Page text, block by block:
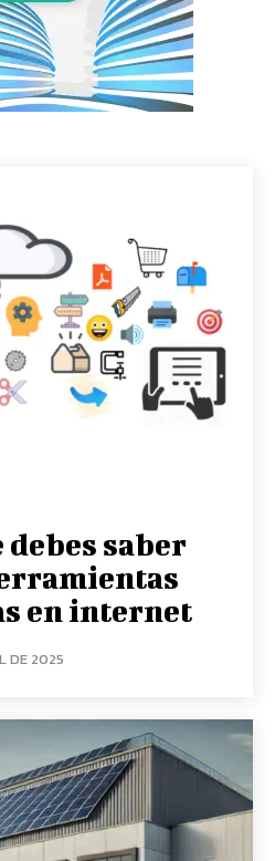
debes saber
en internet
DE 2025